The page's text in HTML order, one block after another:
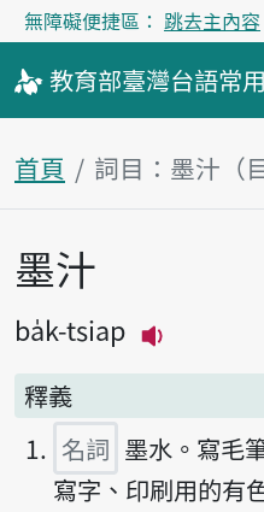
無障礙便捷區： 跳去主內容
教育部臺灣台語常
首頁 詞目：墨汁（
主內容區塊
墨汁
ba̍k-tsiap
釋義
名詞 墨水。寫毛
寫字、印刷用的有